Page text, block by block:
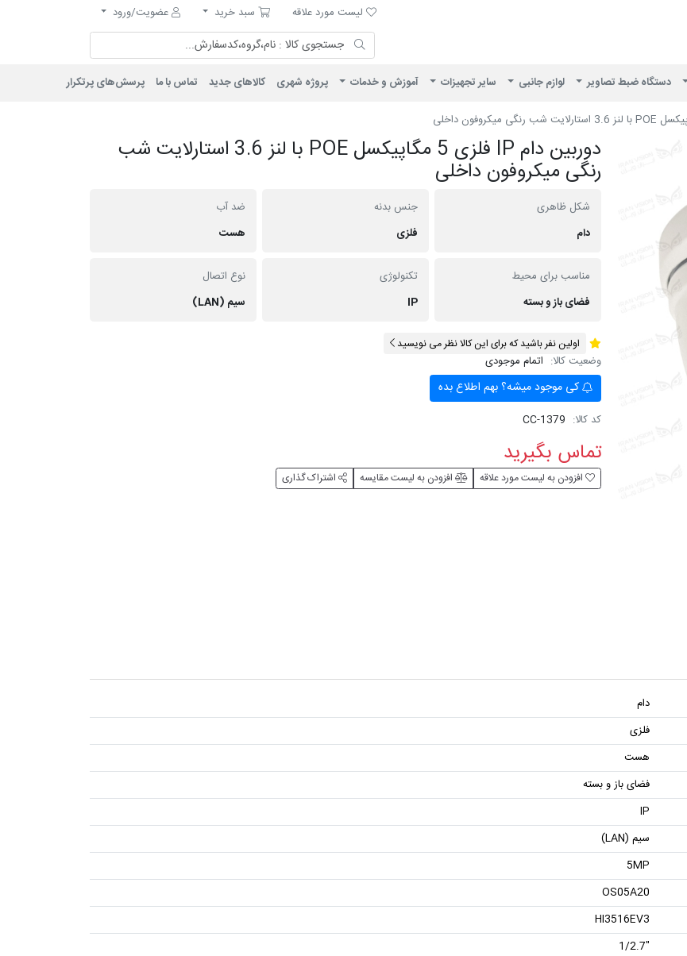
لیست مورد علاقه
لیست مورد علاقه سبد خرید
سبد خرید
عضویت/ورود
دستگاه ضبط تصاویر لوازم جانبی سایر تجهیزات آموزش و خدمات پروژه شهری کالاهای جدید تماس با ما پرسش‌های پرتکرار
دوربین دام IP فلزی 5 مگاپیکسل POE با لنز 3.6 استارلایت شب
رنگی میکروفون داخلی
شکل ظاهری
دام
جنس بدنه
فلزی
ضد آب
هست
مناسب برای محیط
فضای باز و بسته
تکنولوژی
IP
نوع اتصال
سیم (LAN)
اولین نفر باشید که برای این کالا نظر می نویسید
وضعیت کالا: اتمام موجودی
کی موجود میشه؟ بهم اطلاع بده
کد کالا: CC-1379
تماس بگیرید
افزودن به لیست مورد علاقه افزودن به لیست مقایسه اشتراک گذاری
دام
فلزی
هست
فضای باز و بسته
IP
سیم (LAN)
5MP
OS05A20
HI3516EV3
"1/2.7